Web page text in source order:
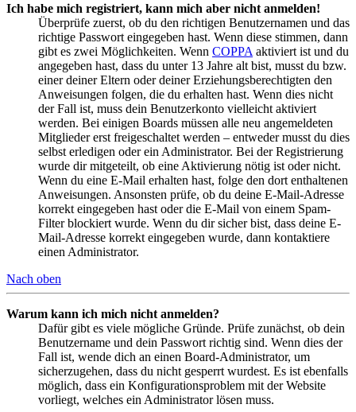
Ich habe mich registriert, kann mich aber nicht anmelden!
Überprüfe zuerst, ob du den richtigen Benutzernamen und das
richtige Passwort eingegeben hast. Wenn diese stimmen, dann
gibt es zwei Möglichkeiten. Wenn COPPA aktiviert ist und du
angegeben hast, dass du unter 13 Jahre alt bist, musst du bzw.
einer deiner Eltern oder deiner Erziehungsberechtigten den
Anweisungen folgen, die du erhalten hast. Wenn dies nicht
der Fall ist, muss dein Benutzerkonto vielleicht aktiviert
werden. Bei einigen Boards müssen alle neu angemeldeten
Mitglieder erst freigeschaltet werden – entweder musst du dies
selbst erledigen oder ein Administrator. Bei der Registrierung
wurde dir mitgeteilt, ob eine Aktivierung nötig ist oder nicht.
Wenn du eine E-Mail erhalten hast, folge den dort enthaltenen
Anweisungen. Ansonsten prüfe, ob du deine E-Mail-Adresse
korrekt eingegeben hast oder die E-Mail von einem Spam-
Filter blockiert wurde. Wenn du dir sicher bist, dass deine E-
Mail-Adresse korrekt eingegeben wurde, dann kontaktiere
einen Administrator.
Nach oben
Warum kann ich mich nicht anmelden?
Dafür gibt es viele mögliche Gründe. Prüfe zunächst, ob dein
Benutzername und dein Passwort richtig sind. Wenn dies der
Fall ist, wende dich an einen Board-Administrator, um
sicherzugehen, dass du nicht gesperrt wurdest. Es ist ebenfalls
möglich, dass ein Konfigurationsproblem mit der Website
vorliegt, welches ein Administrator lösen muss.